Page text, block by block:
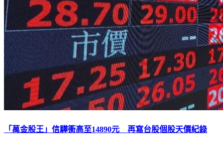
「萬金股王」信驊衝高至14890元 再寫台股個股天價紀錄